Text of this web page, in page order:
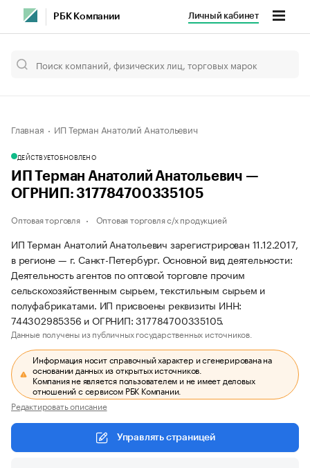
РБК Компании Личный кабинет
Главная ИП Терман Анатолий Анатольевич
ДЕЙСТВУЕТОБНОВЛЕНО
ИП Терман Анатолий Анатольевич —
ОГРНИП: 317784700335105
Оптовая торговля Оптовая торговля с/х продукцией
ИП Терман Анатолий Анатольевич зарегистрирован 11.12.2017,
в регионе — г. Санкт-Петербург. Основной вид деятельности:
Деятельность агентов по оптовой торговле прочим
сельскохозяйственным сырьем, текстильным сырьем и
полуфабрикатами. ИП присвоены реквизиты ИНН:
744302985356 и ОГРНИП: 317784700335105.
Данные получены из публичных государственных источников.
Информация носит справочный характер и сгенерирована на
основании данных из открытых источников.
Компания не является пользователем и не имеет деловых
отношений с сервисом РБК Компании.
Редактировать описание
Управлять страницей